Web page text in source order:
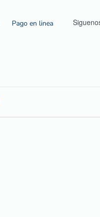
Pago en linea